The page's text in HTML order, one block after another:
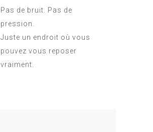
Pas de bruit. Pas de
pression.
Juste un endroit où vous
pouvez vous reposer
vraiment.